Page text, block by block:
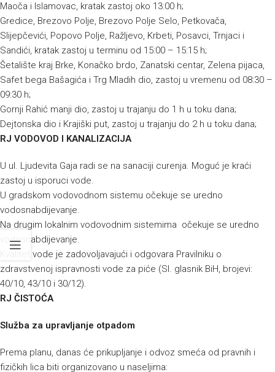
Maoča i Islamovac, kratak zastoj oko 13:00 h;
Gredice, Brezovo Polje, Brezovo Polje Selo, Petkovača,
Slijepčevići, Popovo Polje, Ražljevo, Krbeti, Posavci, Trnjaci i
Sandići, kratak zastoj u terminu od 15:00 – 15:15 h;
Šetalište kraj Brke, Konačko brdo, Zanatski centar, Zelena pijaca,
Safet bega Bašagića i Trg Mladih dio, zastoj u vremenu od 08:30 –
09:30 h;
Gornji Rahić manji dio, zastoj u trajanju do 1 h u toku dana;
Dejtonska dio i Krajiški put, zastoj u trajanju do 2 h u toku dana;
RJ VODOVOD I KANALIZACIJA
U ul. Ljudevita Gaja radi se na sanaciji curenja. Moguć je kraći
zastoj u isporuci vode.
U gradskom vodovodnom sistemu očekuje se uredno
vodosnabdijevanje.
Na drugim lokalnim vodovodnim sistemima očekuje se uredno
vodosnabdijevanje.
Kvalitet vode je zadovoljavajući i odgovara Pravilniku o
zdravstvenoj ispravnosti vode za piće (Sl. glasnik BiH, brojevi:
40/10, 43/10 i 30/12).
RJ ČISTOĆA
Služba za upravljanje otpadom
Prema planu, danas će prikupljanje i odvoz smeća od pravnih i
fizičkih lica biti organizovano u naseljima: